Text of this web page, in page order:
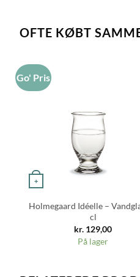
OFTE KØBT
Go' Pris
+
Holmegaard Idéelle –
cl
kr. 129,00
På lager